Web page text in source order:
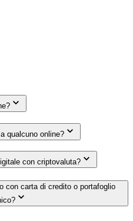
qualcuno online?
con criptovaluta?
con carta di credito o portafoglio